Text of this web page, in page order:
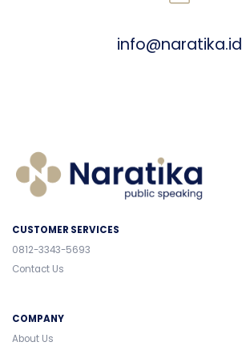
info@naratika.id
CUSTOMER SERVICES
0812-3343-5693
Contact Us
COMPANY
About Us